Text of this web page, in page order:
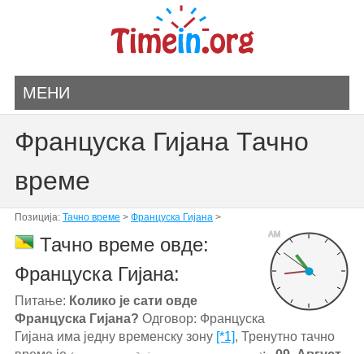
МЕНИ
Француска Гијана Тачно
време
Позиција: Тачно време > Француска Гијана>
AM
Тачно време овде:
Француска Гијана:
Питање: Колико је сати овде
Француска Гијана? Одговор: Француска
Гијана има једну временску зону [*1], Тренутно тачно